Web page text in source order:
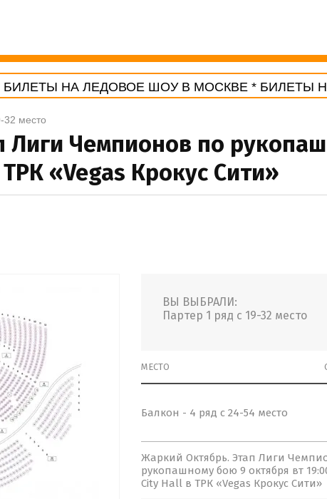
НА ЛЕДОВОЕ ШОУ В МОСКВЕ * БИЛЕТЫ НА
32 место
Лиги Чемпионов по
«Vegas Крокус Сити»
ВЫ ВЫБРАЛИ:
Партер 1 ряд с 19-32 место
МЕСТО
Балкон - 4 ряд с 24-54 место
Жаркий Октябрь. Этап Лиги
рукопашному бою 9 октября вт
City Hall в ТРК «Vegas Крокус Сити»